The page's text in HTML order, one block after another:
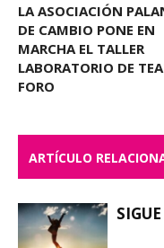
LA ASOCIACIÓN
DE CAMBIO PONE EN
MARCHA EL TALLER
LABORATORIO DE
FORO
ARTÍCULO